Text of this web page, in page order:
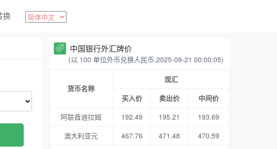
换
中国银行外汇牌价
(以 100 单位外币兑换人民币,2025-09-21 00:00:05)
货币名称
现汇
买入价
卖出价
中间价
阿联酋迪拉姆
192.49 195.21
193.69
澳大利亚元
467.76 471.48
470.59